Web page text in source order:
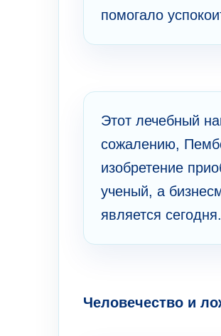
помогало
Этот лечебный
сожалению,
изобретение
ученый, а
является сегодня.
Человечество и